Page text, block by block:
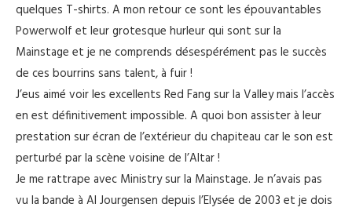
quelques T-shirts. A mon retour ce sont les épouvantables
Powerwolf et leur grotesque hurleur qui sont sur la
Mainstage et je ne comprends désespérément pas le succès
de ces bourrins sans talent, à fuir !
J’eus aimé voir les excellents Red Fang sur la Valley mais l’accès
en est définitivement impossible. A quoi bon assister à leur
prestation sur écran de l’extérieur du chapiteau car le son est
perturbé par la scène voisine de l’Altar !
Je me rattrape avec Ministry sur la Mainstage. Je n’avais pas
vu la bande à Al Jourgensen depuis l’Elysée de 2003 et je dois